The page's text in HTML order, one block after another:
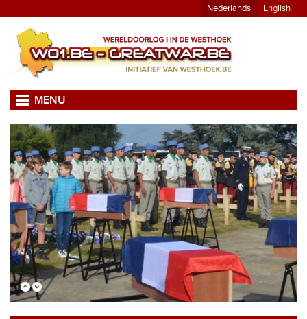
Nederlands English
MENU